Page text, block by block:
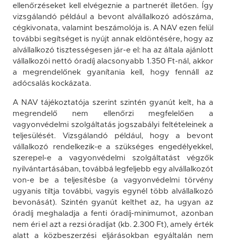
ellenőrzéseket kell elvégeznie a partnerét illetően. Így
vizsgálandó például a bevont alvállalkozó adószáma,
cégkivonata, valamint beszámolója is. A NAV ezen felül
további segítséget is nyújt annak eldöntésére, hogy az
alvállalkozó tisztességesen jár-e el: ha az általa ajánlott
vállalkozói nettó óradíj alacsonyabb 1.350 Ft-nál, akkor
a megrendelőnek gyanítania kell, hogy fennáll az
adócsalás kockázata.
A NAV tájékoztatója szerint szintén gyanút kelt, ha a
megrendelő nem ellenőrzi megfelelően a
vagyonvédelmi szolgáltatás jogszabályi feltételeinek a
teljesülését. Vizsgálandó például, hogy a bevont
vállalkozó rendelkezik-e a szükséges engedélyekkel,
szerepel-e a vagyonvédelmi szolgáltatást végzők
nyilvántartásában, továbbá legfeljebb egy alvállalkozót
von-e be a teljesítésbe (a vagyonvédelmi törvény
ugyanis tiltja további, vagyis egynél több alvállalkozó
bevonását). Szintén gyanút kelthet az, ha ugyan az
óradíj meghaladja a fenti óradíj-minimumot, azonban
nem éri el azt a rezsi óradíjat (kb. 2.300 Ft), amely érték
alatt a közbeszerzési eljárásokban egyáltalán nem